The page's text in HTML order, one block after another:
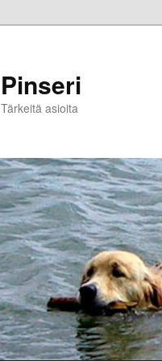
Pinseri
Tärkeitä asioita